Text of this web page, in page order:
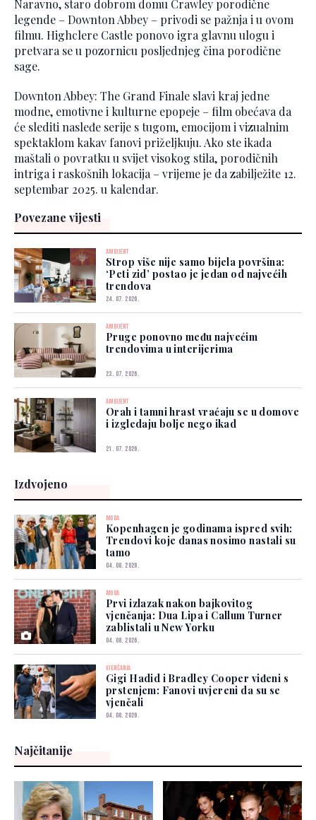
Naravno, staro dobrom domu Crawley porodične
legende – Downton Abbey – privodi se pažnja i u ovom
filmu. Highclere Castle ponovo igra glavnu ulogu i
pretvara se u pozornicu posljednjeg čina porodične
sage.
Downton Abbey: The Grand Finale slavi kraj jedne
modne, emotivne i kulturne epopeje – film obećava da
će slediti nasleđe serije s tugom, emocijom i vizualnim
spektaklom kakav fanovi priželjkuju. Ako ste ikada
maštali o povratku u svijet visokog stila, porodičnih
intriga i raskošnih lokacija – vrijeme je da zabilježite 12.
septembar 2025. u kalendar.
Povezane vijesti
AMBIJENT
Strop više nije samo bijela površina:
‘Peti zid’ postao je jedan od najvećih
trendova
24. 07. 2026.
AMBIJENT
Pruge ponovno među najvećim
trendovima u interijerima
23. 07. 2026.
AMBIJENT
Orah i tamni hrast vraćaju se u domove
i izgledaju bolje nego ikad
21. 07. 2026.
Izdvojeno
MODA
Kopenhagen je godinama ispred svih:
Trendovi koje danas nosimo nastali su
tamo
04. 08. 2026.
MODA
Prvi izlazak nakon bajkovitog
vjenčanja: Dua Lipa i Callum Turner
zablistali u New Yorku
04. 08. 2026.
VJENČANJA
Gigi Hadid i Bradley Cooper viđeni s
prstenjem: Fanovi uvjereni da su se
vjenčali
04. 08. 2026.
Najčitanije